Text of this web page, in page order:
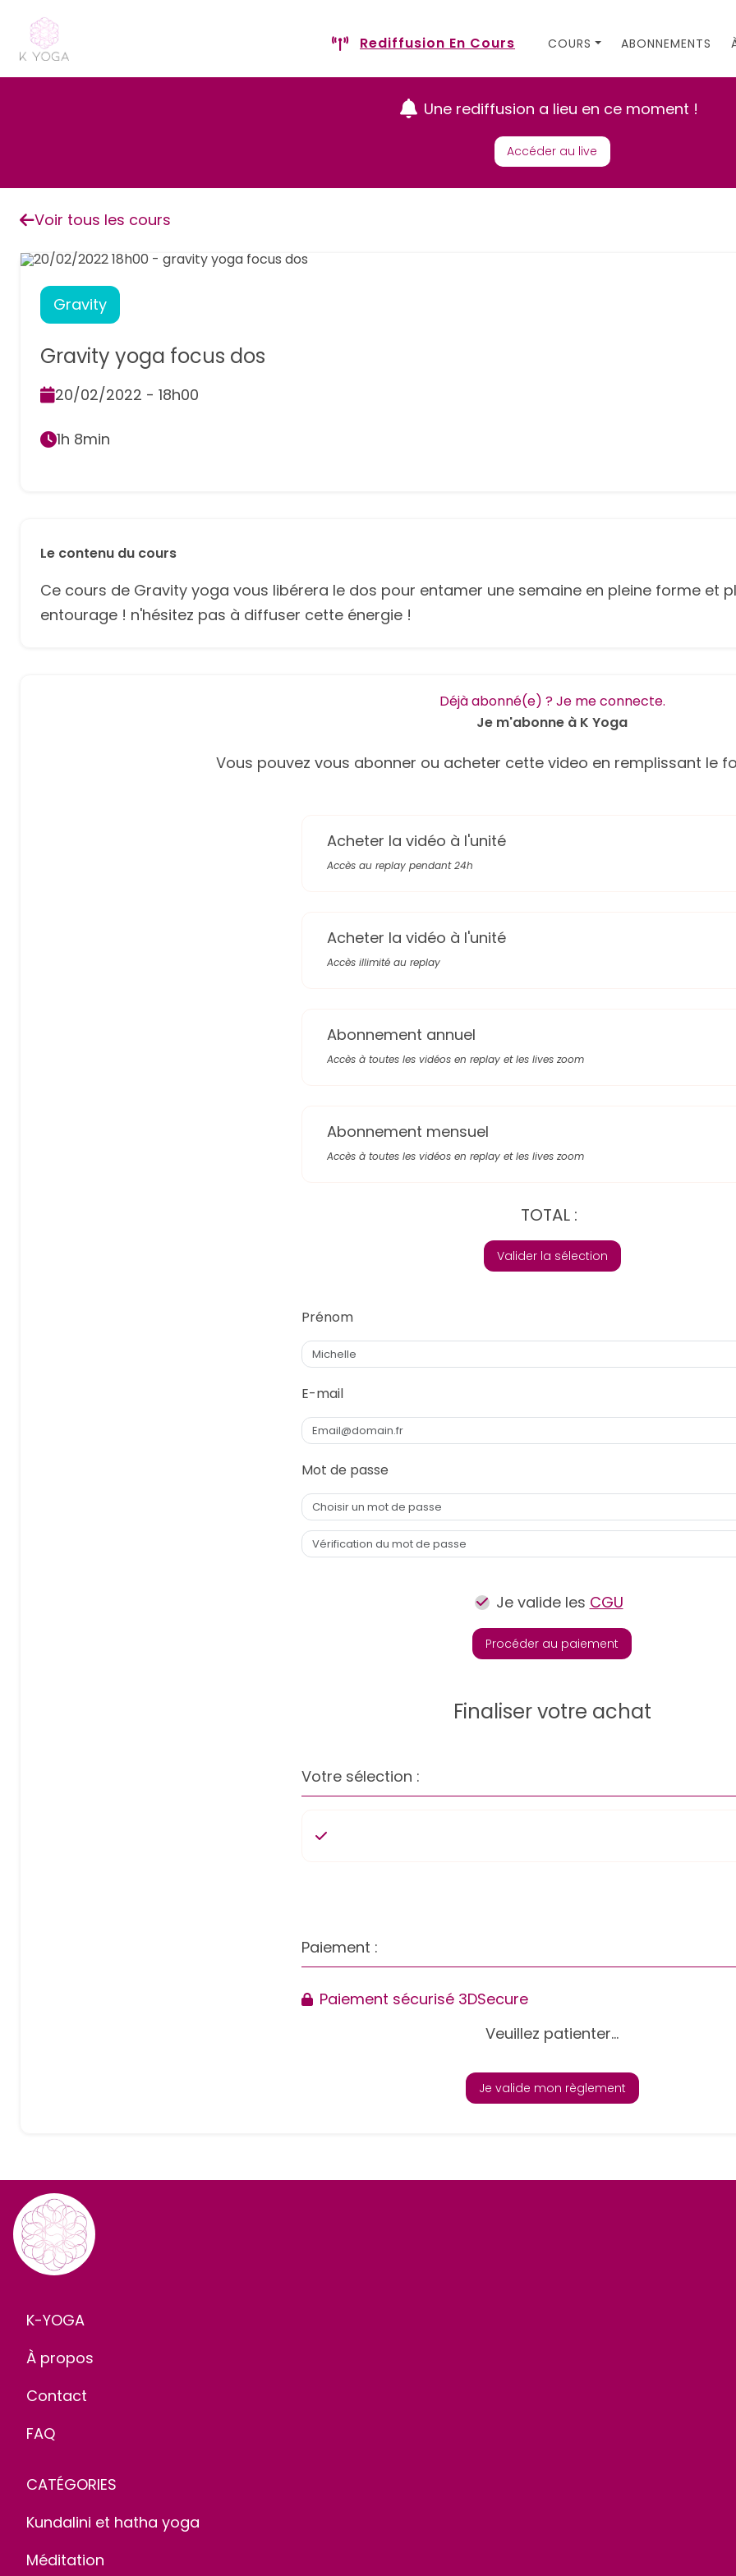
Rediffusion En Cours COURS ABONNEMENTS
Une rediffusion a lieu en ce moment !
Accéder au live
Voir tous les cours
Gravity
Gravity yoga focus dos
20/02/2022 - 18h00
1h 8min
Le contenu du cours
Ce cours de Gravity yoga vous libérera le dos pour entamer une semaine en pleine forme et
entourage ! n'hésitez pas à diffuser cette énergie !
Déjà abonné(e) ? Je me connecte.
Je m'abonne à K Yoga
Vous pouvez vous abonner ou acheter cette video en remplissant le
Acheter la vidéo à l'unité
Accès au replay pendant 24h
Acheter la vidéo à l'unité
Accès illimité au replay
Abonnement annuel
Accès à toutes les vidéos en replay et les lives zoom
Abonnement mensuel
Accès à toutes les vidéos en replay et les lives zoom
TOTAL :
Valider la sélection
Prénom
E-mail
Mot de passe
Je valide les CGU
Procéder au paiement
Finaliser votre achat
Votre sélection :
Paiement :
Paiement sécurisé 3DSecure
Veuillez patienter...
Je valide mon règlement
K-YOGA
À propos
Contact
FAQ
CATÉGORIES
Kundalini et hatha yoga
Méditation